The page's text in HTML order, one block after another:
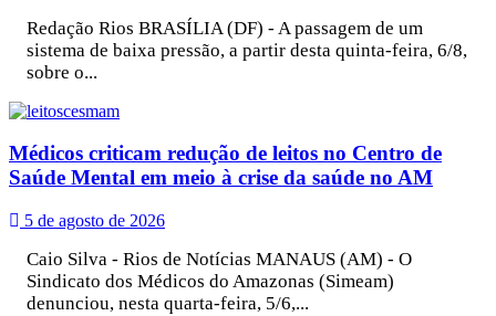
Redação Rios BRASÍLIA (DF) - A passagem de um
sistema de baixa pressão, a partir desta quinta-feira, 6/8,
sobre o...
Médicos criticam redução de leitos no Centro de
Saúde Mental em meio à crise da saúde no AM
5 de agosto de 2026
Caio Silva - Rios de Notícias MANAUS (AM) - O
Sindicato dos Médicos do Amazonas (Simeam)
denunciou, nesta quarta-feira, 5/6,...